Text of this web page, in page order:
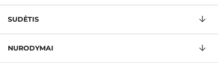
SUDĖTIS
NURODYMAI